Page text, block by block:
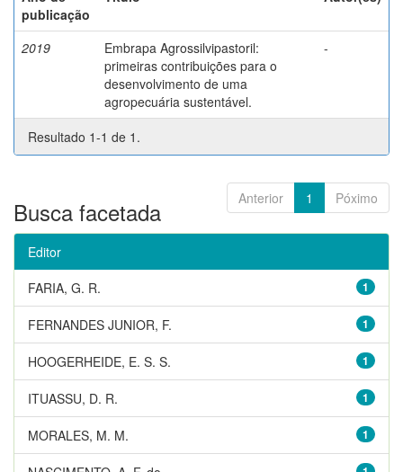
publicação
2019
Embrapa Agrossilvipastoril:
primeiras contribuições para o
desenvolvimento de uma
agropecuária sustentável.
-
Resultado 1-1 de 1.
Anterior 1 Póximo
Busca facetada
Editor
1
FARIA, G. R.
1
FERNANDES JUNIOR, F.
1
HOOGERHEIDE, E. S. S.
1
ITUASSU, D. R.
1
MORALES, M. M.